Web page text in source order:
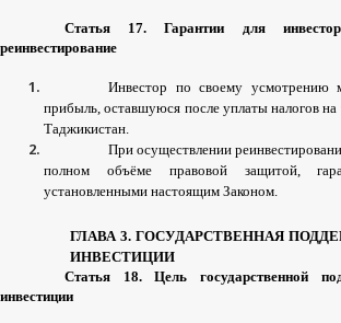
Статья 17.Гарантии для
реинвестирование
Инвестор по своему усмотрению
прибыль,оставшуюся после уплаты налогов на
Таджикистан.
При осуществлении
полном
объёме правовой защитой,
установленными настоящим Законом.
ГЛАВА3. ГОСУДАРСТВЕННАЯ
ИНВЕСТИЦИИ
Статья 18.Цель государственной
инвестиции